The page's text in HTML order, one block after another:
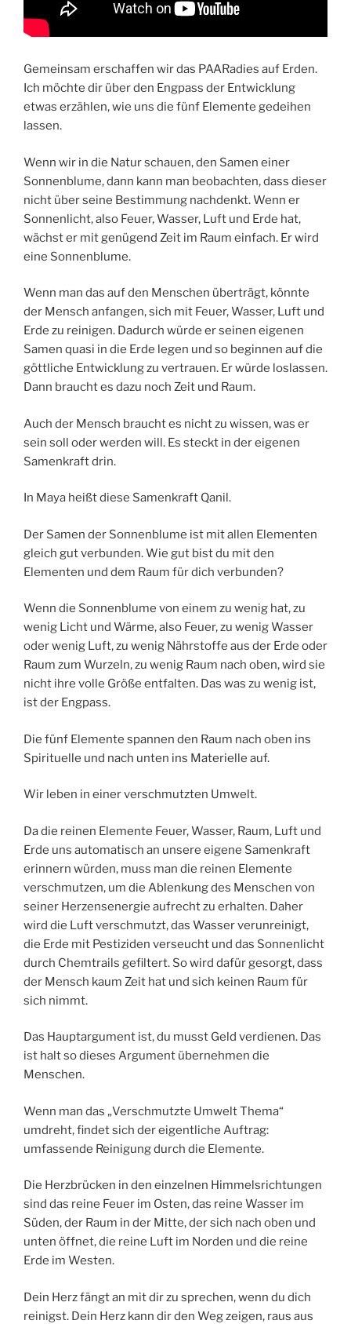
Gemeinsam erschaffen wir das PAARadies auf Erden.
Ich möchte dir über den Engpass der Entwicklung
etwas erzählen, wie uns die fünf Elemente gedeihen
lassen.
Wenn wir in die Natur schauen, den Samen einer
Sonnenblume, dann kann man beobachten, dass dieser
nicht über seine Bestimmung nachdenkt. Wenn er
Sonnenlicht, also Feuer, Wasser, Luft und Erde hat,
wächst er mit genügend Zeit im Raum einfach. Er wird
eine Sonnenblume.
Wenn man das auf den Menschen überträgt, könnte
der Mensch anfangen, sich mit Feuer, Wasser, Luft und
Erde zu reinigen. Dadurch würde er seinen eigenen
Samen quasi in die Erde legen und so beginnen auf die
göttliche Entwicklung zu vertrauen. Er würde loslassen.
Dann braucht es dazu noch Zeit und Raum.
Auch der Mensch braucht es nicht zu wissen, was er
sein soll oder werden will. Es steckt in der eigenen
Samenkraft drin.
In Maya heißt diese Samenkraft Qanil.
Der Samen der Sonnenblume ist mit allen Elementen
gleich gut verbunden. Wie gut bist du mit den
Elementen und dem Raum für dich verbunden?
Wenn die Sonnenblume von einem zu wenig hat, zu
wenig Licht und Wärme, also Feuer, zu wenig Wasser
oder wenig Luft, zu wenig Nährstoffe aus der Erde oder
Raum zum Wurzeln, zu wenig Raum nach oben, wird sie
nicht ihre volle Größe entfalten. Das was zu wenig ist,
ist der Engpass.
Die fünf Elemente spannen den Raum nach oben ins
Spirituelle und nach unten ins Materielle auf.
Wir leben in einer verschmutzten Umwelt.
Da die reinen Elemente Feuer, Wasser, Raum, Luft und
Erde uns automatisch an unsere eigene Samenkraft
erinnern würden, muss man die reinen Elemente
verschmutzen, um die Ablenkung des Menschen von
seiner Herzensenergie aufrecht zu erhalten. Daher
wird die Luft verschmutzt, das Wasser verunreinigt,
die Erde mit Pestiziden verseucht und das Sonnenlicht
durch Chemtrails gefiltert. So wird dafür gesorgt, dass
der Mensch kaum Zeit hat und sich keinen Raum für
sich nimmt.
Das Hauptargument ist, du musst Geld verdienen. Das
ist halt so dieses Argument übernehmen die
Menschen.
Wenn man das „Verschmutzte Umwelt Thema“
umdreht, findet sich der eigentliche Auftrag:
umfassende Reinigung durch die Elemente.
Die Herzbrücken in den einzelnen Himmelsrichtungen
sind das reine Feuer im Osten, das reine Wasser im
Süden, der Raum in der Mitte, der sich nach oben und
unten öffnet, die reine Luft im Norden und die reine
Erde im Westen.
Dein Herz fängt an mit dir zu sprechen, wenn du dich
reinigst. Dein Herz kann dir den Weg zeigen, raus aus